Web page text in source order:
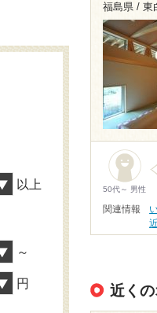
福島県 / 東
50代～ 男性
関連情報
近く
以上
～
円